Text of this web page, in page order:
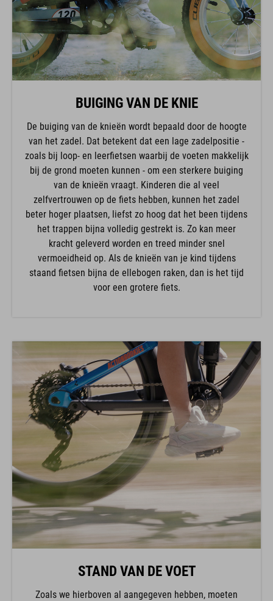
BUIGING VAN DE KNIE
De buiging van de knieën wordt bepaald door de hoogte
van het zadel. Dat betekent dat een lage zadelpositie -
zoals bij loop- en leerfietsen waarbij de voeten makkelijk
bij de grond moeten kunnen - om een sterkere buiging
van de knieën vraagt. Kinderen die al veel
zelfvertrouwen op de fiets hebben, kunnen het zadel
beter hoger plaatsen, liefst zo hoog dat het been tijdens
het trappen bijna volledig gestrekt is. Zo kan meer
kracht geleverd worden en treed minder snel
vermoeidheid op. Als de knieën van je kind tijdens
staand fietsen bijna de ellebogen raken, dan is het tijd
voor een grotere fiets.
STAND VAN DE VOET
Zoals we hierboven al aangegeven hebben, moeten